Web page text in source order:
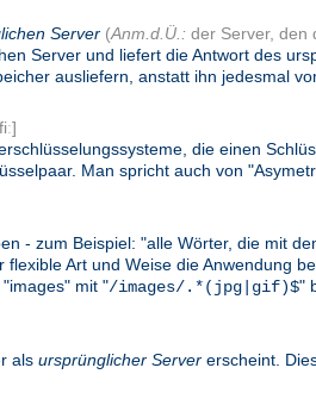
Server (Anm.d.Ü.: der Server, den
Server und liefert die Antwort des
ausliefern, anstatt ihn jedesmal
die einen
Man spricht auch von
- zum Beispiel: "alle Wörter, die mit
Art und Weise die Anwendung
mit "/images/.*(jpg|gif)$"
als ursprünglicher Server erscheint.